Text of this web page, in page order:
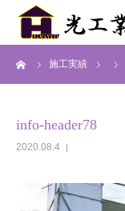
施工実績
info-header78
2020.08.4
HOME
施工実績